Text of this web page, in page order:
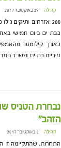
קהילה 29 באוקטובר 2017 at 17:21
200 אזרחים ותיקים
באורך קילומטר
עיריית בת ים ומשרד
נבחרת הטניס
הזהב"
קהילה 2 באוקטובר 2017 at 13:55